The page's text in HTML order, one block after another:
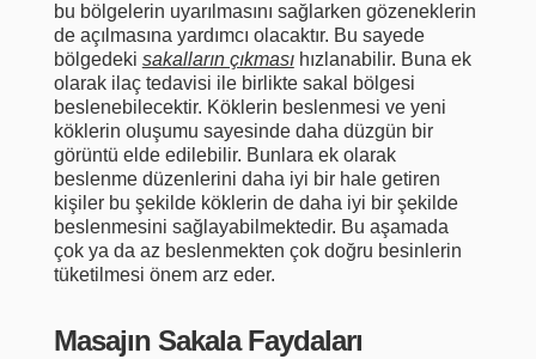
bu bölgelerin uyarılmasını sağlarken gözeneklerin
de açılmasına yardımcı olacaktır. Bu sayede
bölgedeki sakalların çıkmasıhızlanabilir. Buna ek
olarak ilaç tedavisi ile birlikte sakal bölgesi
beslenebilecektir. Köklerin beslenmesi ve yeni
köklerin oluşumu sayesinde daha düzgün bir
görüntü elde edilebilir. Bunlara ek olarak
beslenme düzenlerini daha iyi bir hale getiren
kişiler bu şekilde köklerin de daha iyi bir şekilde
beslenmesini sağlayabilmektedir. Bu aşamada
çok ya da az beslenmekten çok doğru besinlerin
tüketilmesi önem arz eder.
Masajın Sakala Faydaları